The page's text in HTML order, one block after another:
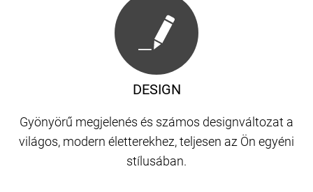
DESIGN
Gyönyörű megjelenés és számos designváltozat a
világos, modern életterekhez, teljesen az Ön egyéni
stílusában.